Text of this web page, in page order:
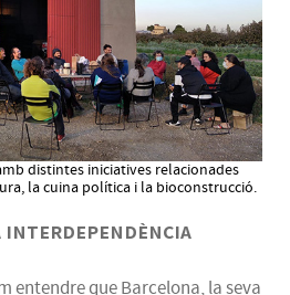
distintes iniciatives relacionades
la cuina política i la bioconstrucció.
interdependència
entendre que Barcelona, la seva